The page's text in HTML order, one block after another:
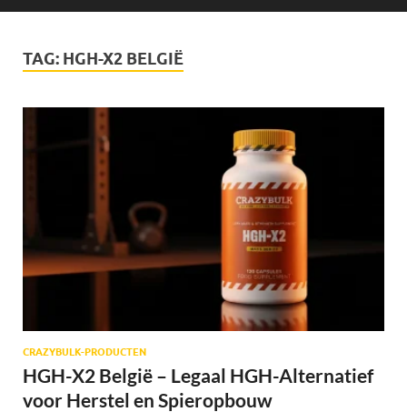
TAG: HGH-X2 BELGIË
CRAZYBULK-PRODUCTEN
HGH-X2 België – Legaal HGH-Alternatief
voor Herstel en Spieropbouw